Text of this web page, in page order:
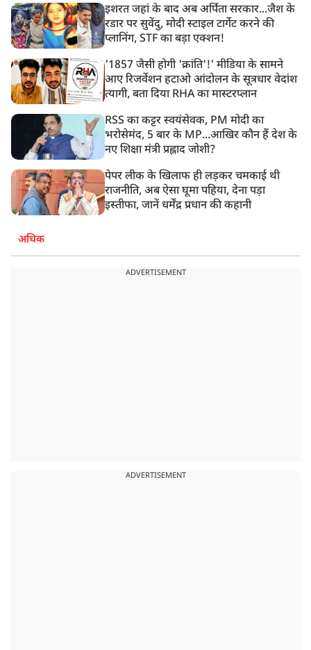
इशरत जहां के बाद अब अर्पिता सरकार...जैश के
रडार पर सुवेंदु, मोदी स्टाइल टार्गेट करने की
प्लानिंग, STF का बड़ा एक्शन!
'1857 जैसी होगी 'क्रांति'!' मीडिया के सामने
आए रिजर्वेशन हटाओ आंदोलन के सूत्रधार वेदांश
त्यागी, बता दिया RHA का मास्टरप्लान
RSS का कट्टर स्वयंसेवक, PM मोदी का
भरोसेमंद, 5 बार के MP...आखिर कौन हैं देश के
नए शिक्षा मंत्री प्रह्लाद जोशी?
पेपर लीक के खिलाफ ही लड़कर चमकाई थी
राजनीति, अब ऐसा घूमा पहिया, देना पड़ा
इस्तीफा, जानें धर्मेंद्र प्रधान की कहानी
अधिक
ADVERTISEMENT
ADVERTISEMENT